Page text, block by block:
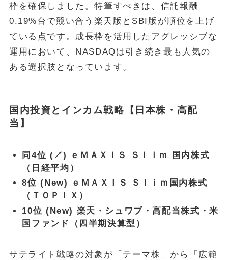
枠を確保しました。特筆すべきは、信託報酬
0.19%台で競い合う楽天版とSBI版が順位を上げ
ている点です。成長枠を活用したアグレッシブな
運用において、NASDAQは引き続き最も人気の
ある選択肢となっています。
国内投資とインカム戦略【日本株・高配
当】
同4位 (↗) ｅＭＡＸＩＳ Ｓｌｉｍ 国内株式
（日経平均）
8位 (New) ｅＭＡＸＩＳ Ｓｌｉｍ国内株式
（ＴＯＰＩＸ）
10位 (New) 楽天・シュワブ・高配当株式・米
国ファンド（四半期決算型）
サテライト戦略の対象が「テーマ株」から「広範